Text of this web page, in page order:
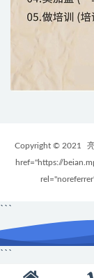
Copyright © 2021
href="https://
```
```